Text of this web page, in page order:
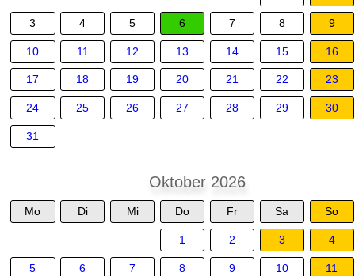
3 4 5 6 7 8 9
10 11 12 13 14 15 16
17 18 19 20 21 22 23
24 25 26 27 28 29 30
31
Oktober 2026
Mo Di Mi Do Fr Sa So
1 2 3 4
5 6 7 8 9 10 11